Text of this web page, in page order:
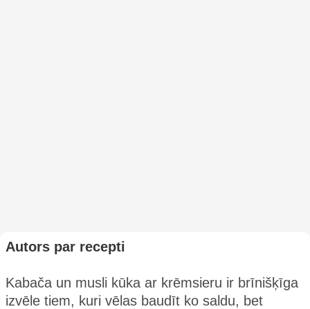
Autors par recepti
Kabača un musli kūka ar krēmsieru ir brīnišķīga
izvēle tiem, kuri vēlas baudīt ko saldu, bet